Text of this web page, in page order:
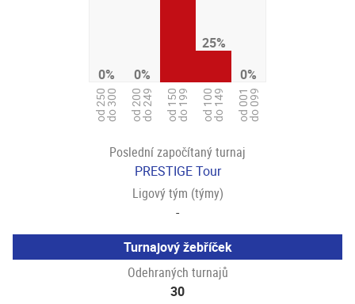
0%
od 250do 300
0%
od 200do 249 od 150do 199
25%
od 100do 149
0%
od 001do 099
Poslední započítaný turnaj
PRESTIGE Tour
Ligový tým (týmy)
-
Turnajový žebříček
Odehraných turnajů
30